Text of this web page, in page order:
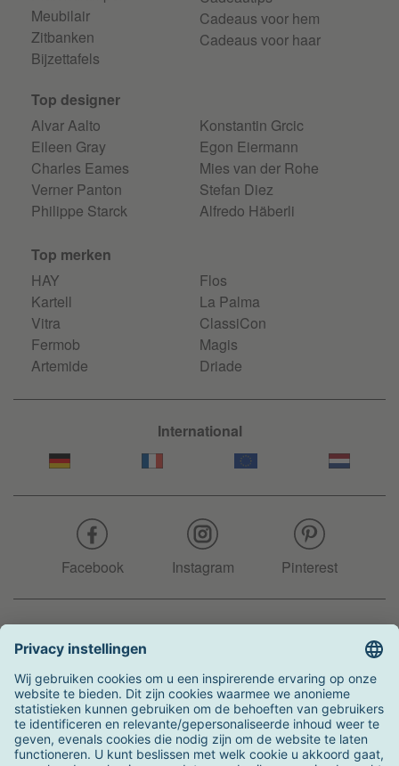
Meubilair
Zitbanken
Bijzettafels
Cadeaus voor hem
Cadeaus voor haar
Top designer
Alvar Aalto
Eileen Gray
Charles Eames
Verner Panton
Philippe Starck
Konstantin Grcic
Egon Eiermann
Mies van der Rohe
Stefan Diez
Alfredo Häberli
Top merken
HAY
Kartell
Vitra
Fermob
Artemide
Flos
La Palma
ClassiCon
Magis
Driade
International
Facebook Instagram Pinterest
+31 204 990 283
Zo kunt u betalen